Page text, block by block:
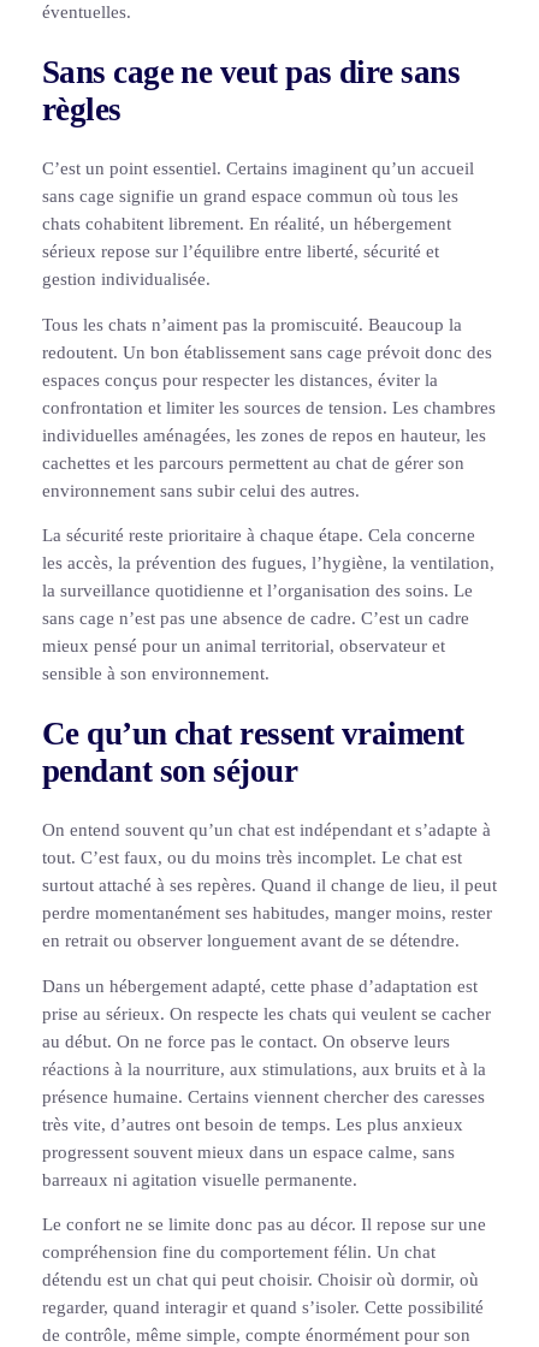
éventuelles.
Sans cage ne veut pas dire sans
règles
C’est un point essentiel. Certains imaginent qu’un accueil
sans cage signifie un grand espace commun où tous les
chats cohabitent librement. En réalité, un hébergement
sérieux repose sur l’équilibre entre liberté, sécurité et
gestion individualisée.
Tous les chats n’aiment pas la promiscuité. Beaucoup la
redoutent. Un bon établissement sans cage prévoit donc des
espaces conçus pour respecter les distances, éviter la
confrontation et limiter les sources de tension. Les chambres
individuelles aménagées, les zones de repos en hauteur, les
cachettes et les parcours permettent au chat de gérer son
environnement sans subir celui des autres.
La sécurité reste prioritaire à chaque étape. Cela concerne
les accès, la prévention des fugues, l’hygiène, la ventilation,
la surveillance quotidienne et l’organisation des soins. Le
sans cage n’est pas une absence de cadre. C’est un cadre
mieux pensé pour un animal territorial, observateur et
sensible à son environnement.
Ce qu’un chat ressent vraiment
pendant son séjour
On entend souvent qu’un chat est indépendant et s’adapte à
tout. C’est faux, ou du moins très incomplet. Le chat est
surtout attaché à ses repères. Quand il change de lieu, il peut
perdre momentanément ses habitudes, manger moins, rester
en retrait ou observer longuement avant de se détendre.
Dans un hébergement adapté, cette phase d’adaptation est
prise au sérieux. On respecte les chats qui veulent se cacher
au début. On ne force pas le contact. On observe leurs
réactions à la nourriture, aux stimulations, aux bruits et à la
présence humaine. Certains viennent chercher des caresses
très vite, d’autres ont besoin de temps. Les plus anxieux
progressent souvent mieux dans un espace calme, sans
barreaux ni agitation visuelle permanente.
Le confort ne se limite donc pas au décor. Il repose sur une
compréhension fine du comportement félin. Un chat
détendu est un chat qui peut choisir. Choisir où dormir, où
regarder, quand interagir et quand s’isoler. Cette possibilité
de contrôle, même simple, compte énormément pour son